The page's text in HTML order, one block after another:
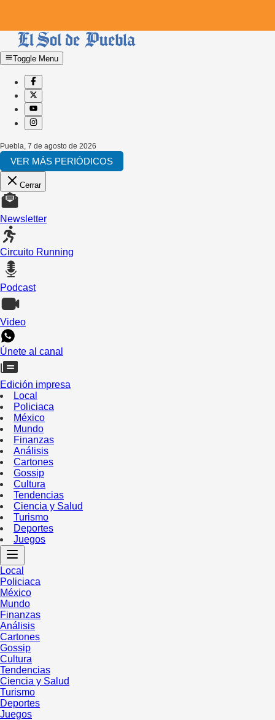
Toggle Menu
Puebla 7 de agosto de 2026
VER MÁS PERIÓDICOS
Cerrar
Newsletter
Circuito Running
Podcast
Video
Únete al canal
Edición impresa
Local
Policiaca
México
Mundo
Finanzas
Análisis
Cartones
Gossip
Cultura
Tendencias
Ciencia y Salud
Turismo
Deportes
Juegos
Local
Policiaca
México
Mundo
Finanzas
Análisis
Cartones
Gossip
Cultura
Tendencias
Ciencia y Salud
Turismo
Deportes
Juegos